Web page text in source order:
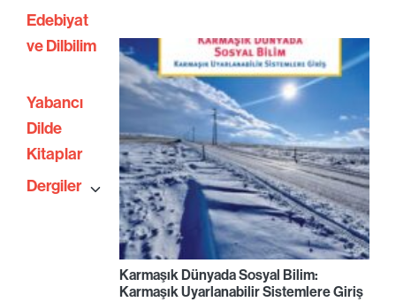
Edebiyat
ve Dilbilim
Yabancı
Dilde
Kitaplar
Dergiler
Karmaşık Dünyada Sosyal Bilim:
Karmaşık Uyarlanabilir Sistemlere Giriş